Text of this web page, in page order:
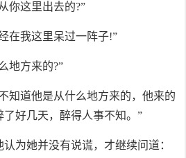
你这里出去的?”
在我这里呆过一阵子!”
地方来的?”
知道他是从什么地方来的，他来的
好几天，醉得人事不知。”
为她并没有说谎，才继续问道：